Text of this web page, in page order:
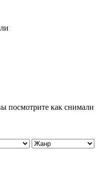
посмотрите как снимали